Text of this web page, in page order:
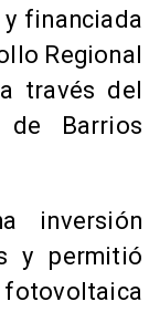
financiada
Regional
través del
de Barrios
inversión
y permitió